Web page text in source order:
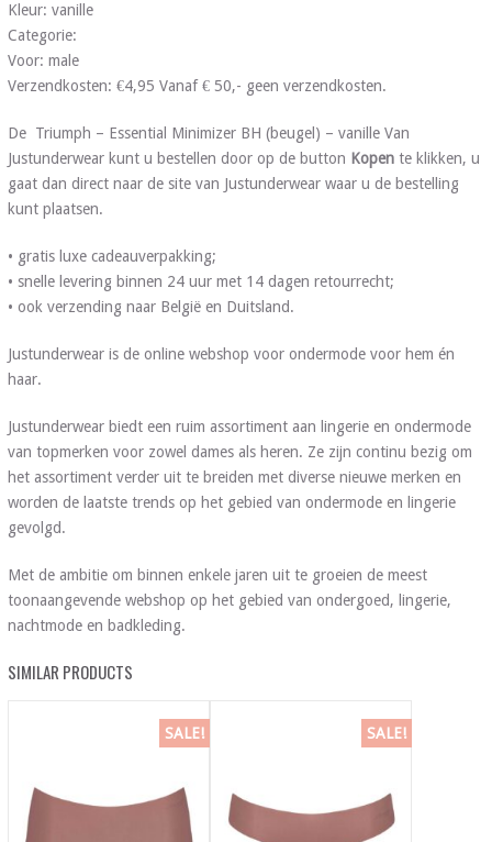
Kleur: vanille
Categorie:
Voor: male
Verzendkosten: €4,95 Vanaf € 50,- geen verzendkosten.
De Triumph – Essential Minimizer BH (beugel) – vanille Van
Justunderwear kunt u bestellen door op de button Kopente klikken, u
gaat dan direct naar de site van Justunderwear waar u de bestelling
kunt plaatsen.
• gratis luxe cadeauverpakking;
• snelle levering binnen 24 uur met 14 dagen retourrecht;
• ook verzending naar België en Duitsland.
Justunderwear is de online webshop voor ondermode voor hem én
haar.
Justunderwear biedt een ruim assortiment aan lingerie en ondermode
van topmerken voor zowel dames als heren. Ze zijn continu bezig om
het assortiment verder uit te breiden met diverse nieuwe merken en
worden de laatste trends op het gebied van ondermode en lingerie
gevolgd.
Met de ambitie om binnen enkele jaren uit te groeien de meest
toonaangevende webshop op het gebied van ondergoed, lingerie,
nachtmode en badkleding.
SIMILAR PRODUCTS
SALE! SALE!